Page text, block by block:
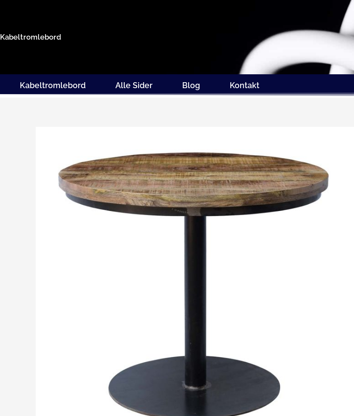
Kabeltromlebord
Kabeltromlebord Alle Sider Blog Kontakt